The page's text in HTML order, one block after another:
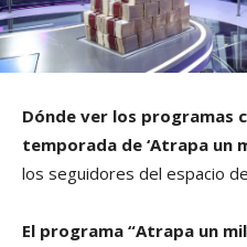
Dónde ver los programas
temporada de ‘Atrapa un
los seguidores del espacio
El programa “Atrapa un